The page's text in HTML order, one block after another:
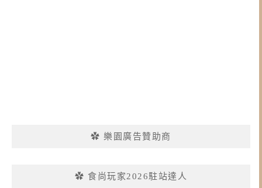
✿ 樂園廣告贊助商
✿ 食尚玩家2026駐站達人